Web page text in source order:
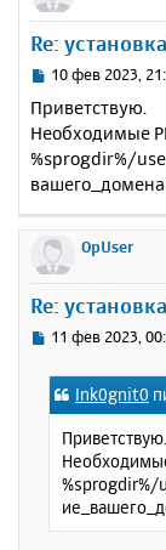
Re:
С
о
б
щ
е
и
е
10 фев 2023,
Приветствую.
Необходимые
%sprogdir%/
OpUser
Re:
С
о
б
11 фев 2023,
Ink0gnit0
Приветствую.